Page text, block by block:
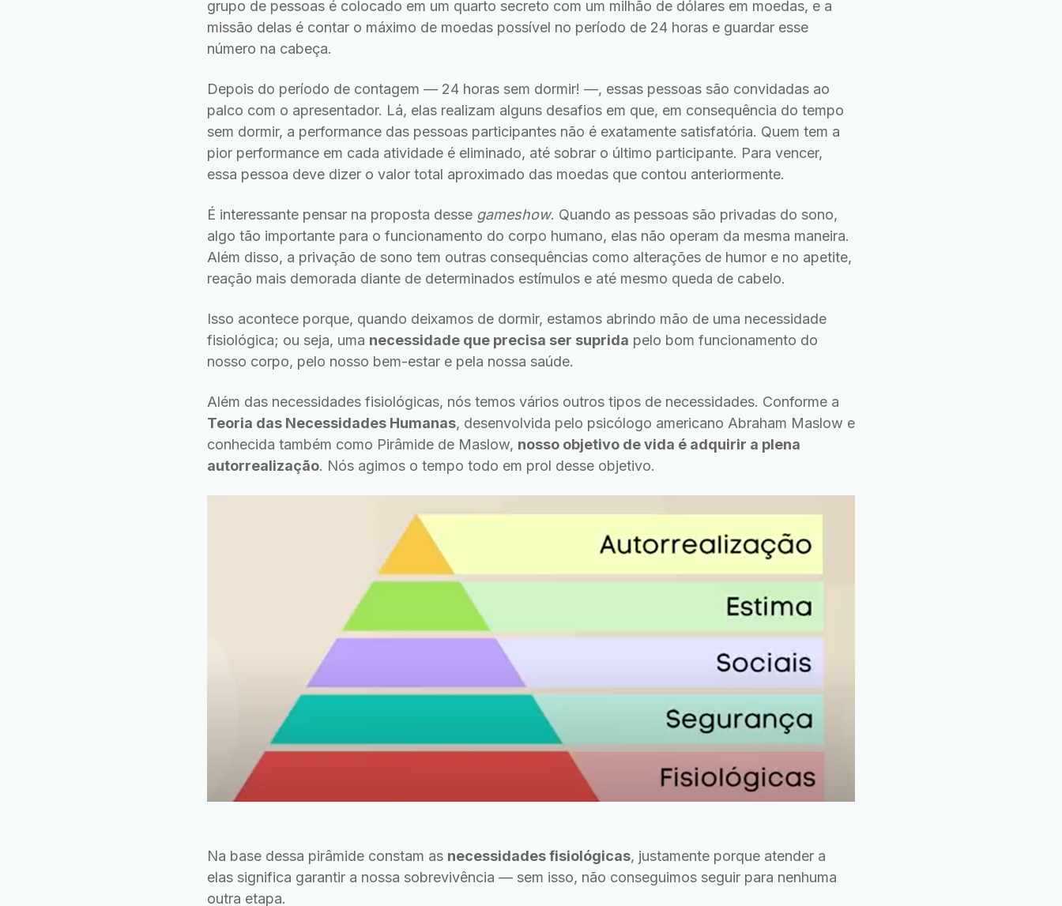
grupo de pessoas é colocado em um quarto secreto com um milhão de dólares em moedas, e a
missão delas é contar o máximo de moedas possível no período de 24 horas e guardar esse
número na cabeça.
Depois do período de contagem — 24 horas sem dormir! —, essas pessoas são convidadas ao
palco com o apresentador. Lá, elas realizam alguns desafios em que, em consequência do tempo
sem dormir, a performance das pessoas participantes não é exatamente satisfatória. Quem tem a
pior performance em cada atividade é eliminado, até sobrar o último participante. Para vencer,
essa pessoa deve dizer o valor total aproximado das moedas que contou anteriormente.
É interessante pensar na proposta desse gameshow. Quando as pessoas são privadas do sono,
algo tão importante para o funcionamento do corpo humano, elas não operam da mesma maneira.
Além disso, a privação de sono tem outras consequências como alterações de humor e no apetite,
reação mais demorada diante de determinados estímulos e até mesmo queda de cabelo.
Isso acontece porque, quando deixamos de dormir, estamos abrindo mão de uma necessidade
fisiológica; ou seja, uma necessidade que precisa ser suprida pelo bom funcionamento do
nosso corpo, pelo nosso bem-estar e pela nossa saúde.
Além das necessidades fisiológicas, nós temos vários outros tipos de necessidades. Conforme a
Teoria das Necessidades Humanas, desenvolvida pelo psicólogo americano Abraham Maslow e
conhecida também como Pirâmide de Maslow, nosso objetivo de vida é adquirir a plena
autorrealização. Nós agimos o tempo todo em prol desse objetivo.
Na base dessa pirâmide constam as necessidades fisiológicas, justamente porque atender a
elas significa garantir a nossa sobrevivência — sem isso, não conseguimos seguir para nenhuma
outra etapa.